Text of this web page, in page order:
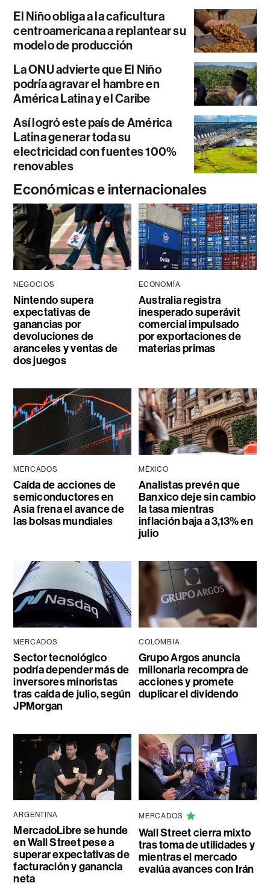
El Niño obliga a la caficultura
centroamericana a replantear su
modelo de producción
La ONU advierte que El Niño
podría agravar el hambre en
América Latina y el Caribe
Así logró este país de América
Latina generar toda su
electricidad con fuentes 100%
renovables
Económicas e internacionales
NEGOCIOS
Nintendo supera
expectativas de
ganancias por
devoluciones de
aranceles y ventas de
dos juegos
ECONOMÍA
Australia registra
inesperado superávit
comercial impulsado
por exportaciones de
materias primas
MERCADOS
Caída de acciones de
semiconductores en
Asia frena el avance de
las bolsas mundiales
MÉXICO
Analistas prevén que
Banxico deje sin cambio
la tasa mientras
inflación baja a 3,13% en
julio
MERCADOS
Sector tecnológico
podría depender más de
inversores minoristas
tras caída de julio, según
JPMorgan
COLOMBIA
Grupo Argos anuncia
millonaria recompra de
acciones y promete
duplicar el dividendo
ARGENTINA
MercadoLibre se hunde
en Wall Street pese a
superar expectativas de
facturación y ganancia
neta
MERCADOS
Wall Street cierra mixto
tras toma de utilidades y
mientras el mercado
evalúa avances con Irán